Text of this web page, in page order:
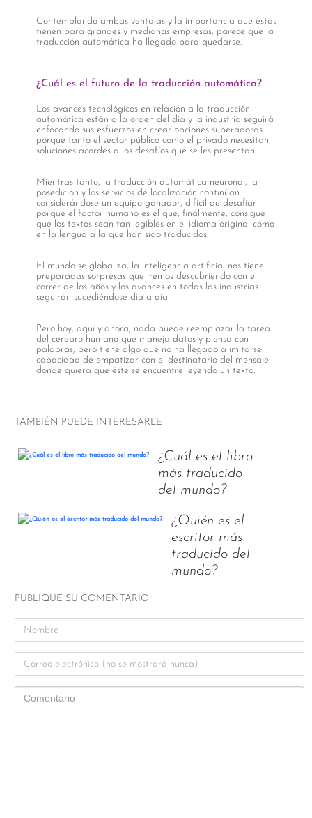
Contemplando ambas ventajas y la importancia que éstas
tienen para grandes y medianas empresas, parece que la
traducción automática ha llegado para quedarse.
¿Cuál es el futuro de la traducción automática?
Los avances tecnológicos en relación a la traducción
automática están a la orden del día y la industria seguirá
enfocando sus esfuerzos en crear opciones superadoras
porque tanto el sector público como el privado necesitan
soluciones acordes a los desafíos que se les presentan.
Mientras tanto, la traducción automática neuronal, la
posedición y los servicios de localización continúan
considerándose un equipo ganador, difícil de desafiar
porque el factor humano es el que, finalmente, consigue
que los textos sean tan legibles en el idioma original como
en la lengua a la que han sido traducidos.
El mundo se globaliza, la inteligencia artificial nos tiene
preparadas sorpresas que iremos descubriendo con el
correr de los años y los avances en todas las industrias
seguirán sucediéndose día a día.
Pero hoy, aquí y ahora, nada puede reemplazar la tarea
del cerebro humano que maneja datos y piensa con
palabras, pero tiene algo que no ha llegado a imitarse:
capacidad de empatizar con el destinatario del mensaje
donde quiera que éste se encuentre leyendo un texto.
TAMBIÉN PUEDE INTERESARLE
¿Cuál es el libro
más traducido
del mundo?
¿Quién es el
escritor más
traducido del
mundo?
PUBLIQUE SU COMENTARIO